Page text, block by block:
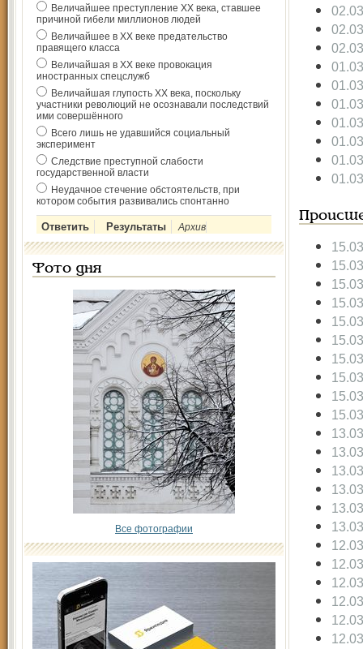
Величайшее преступление ХХ века, ставшее
причиной гибели миллионов людей
Величайшее в ХХ веке предательство
правящего класса
Величайшая в ХХ веке провокация
иностранных спецслужб
Величайшая глупость ХХ века, поскольку
участники революций не осознавали последствий
ими совершённого
Всего лишь не удавшийся социальный
эксперимент
Следствие преступной слабости
государственной власти
Неудачное стечение обстоятельств, при
котором события развивались спонтанно
Архив
Фото дня
Все фотографии